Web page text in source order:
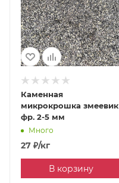
Каменная
микрокрошка змеевик
фр. 2-5 мм
Много
27 ₽/кг
В корзину